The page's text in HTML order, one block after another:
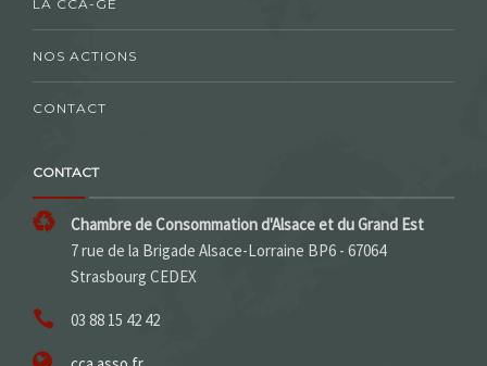
LA CCA-GE
NOS ACTIONS
CONTACT
CONTACT
Chambre de Consommation d'Alsace et du Grand Est
7 rue de la Brigade Alsace-Lorraine BP6 - 67064
Strasbourg CEDEX
03 88 15 42 42